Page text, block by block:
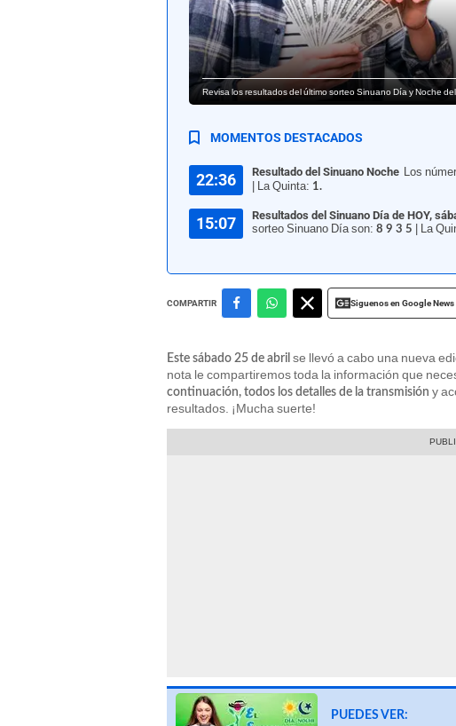
Revisa los resultados del último sorteo Sinuano Día y Noche
MOMENTOS DESTACADOS
22:36 Resultado del Sinuano Noche Los
| La Quinta: 1.
15:07 Resultados del Sinuano Día de HOY,
sorteo Sinuano Día son: 8 9 3 5 | La
COMPARTIR Siguenos en Google News
Este sábado 25 de abril se llevó a cabo una nueva
nota le compartiremos toda la información que
continuación, todos los detalles de la transmisión y
resultados. ¡Mucha suerte!
PUEDES VER: